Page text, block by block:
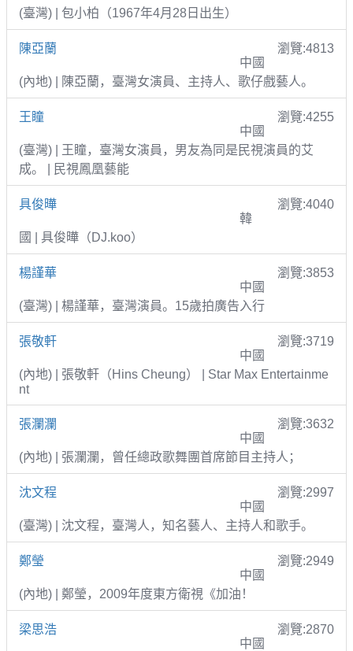
(臺灣) | 包小柏（1967年4月28日出生）
陳亞蘭
瀏覽:4813
中國
(內地) | 陳亞蘭，臺灣女演員、主持人、歌仔戲藝人。
王瞳
瀏覽:4255
中國
(臺灣) | 王瞳，臺灣女演員，男友為同是民視演員的艾
成。 | 民視鳳凰藝能
具俊曄
瀏覽:4040
韓
國 | 具俊曄（DJ.koo）
楊謹華
瀏覽:3853
中國
(臺灣) | 楊謹華，臺灣演員。15歲拍廣告入行
張敬軒
瀏覽:3719
中國
(內地) | 張敬軒（Hins Cheung） | Star Max Entertainme
nt
張瀾瀾
瀏覽:3632
中國
(內地) | 張瀾瀾，曾任總政歌舞團首席節目主持人；
沈文程
瀏覽:2997
中國
(臺灣) | 沈文程，臺灣人，知名藝人、主持人和歌手。
鄭瑩
瀏覽:2949
中國
(內地) | 鄭瑩，2009年度東方衛視《加油！
梁思浩
瀏覽:2870
中國